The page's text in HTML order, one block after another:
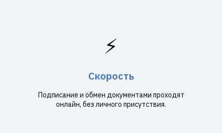
⚡
Скорость
Подписание и обмен документами проходят
онлайн, без личного присутствия.